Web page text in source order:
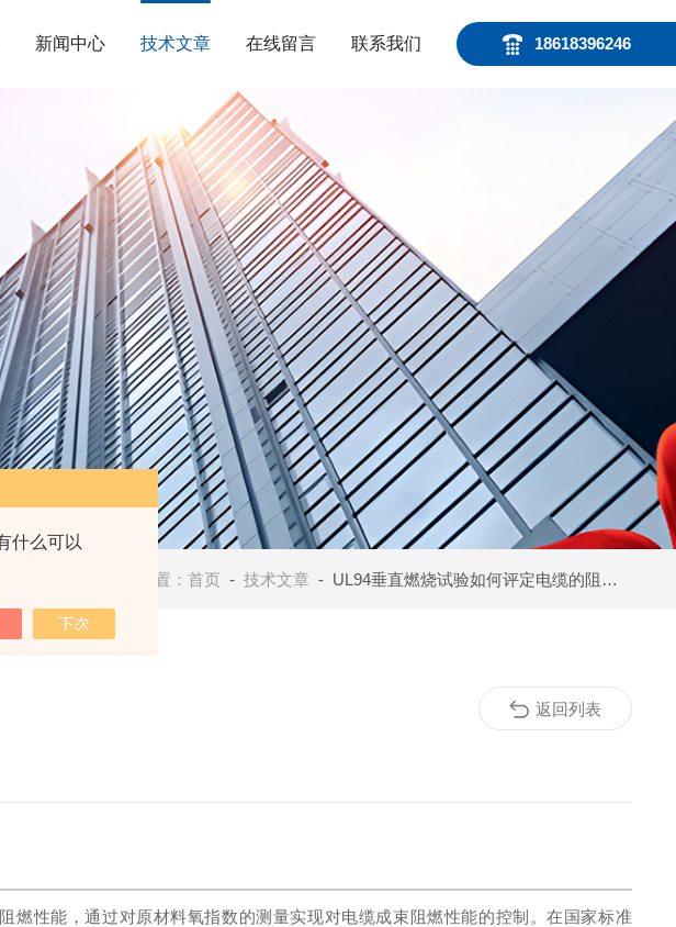
什么可以
18618396246
新闻中心 技术文章 在线留言 联系我们
当前位置：首页 -技术文章 - UL94垂直燃烧试验如何评定电缆的阻燃性能
性能，通过对原材料氧指数的测量实现对电缆成束阻燃性能的控制。在国家标准
返回列表